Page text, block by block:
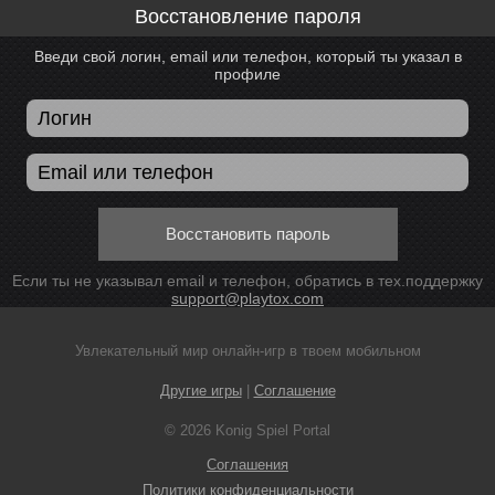
Восстановление пароля
Введи свой логин, email или телефон, который ты указал в
профиле
Восстановить пароль
Если ты не указывал email и телефон, обратись в тех.поддержку
support@playtox.com
Увлекательный мир онлайн-игр в твоем мобильном
Другие игры| Соглашение
© 2026 Konig Spiel Portal
Соглашения
Политики конфиденциальности